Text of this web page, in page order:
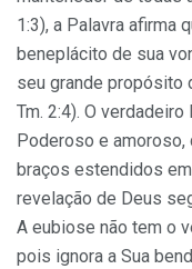
1:3), a Palavra afirma
beneplácito de sua
seu grande propósito
Tm. 2:4). O
Poderoso e
braços estendidos
revelação de Deus
A eubiose não tem o
pois ignora a Sua